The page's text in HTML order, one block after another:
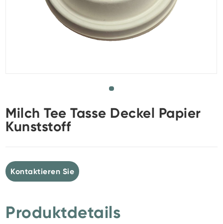
Milch Tee Tasse Deckel Papier
Kunststoff
Kontaktieren Sie
Produktdetails